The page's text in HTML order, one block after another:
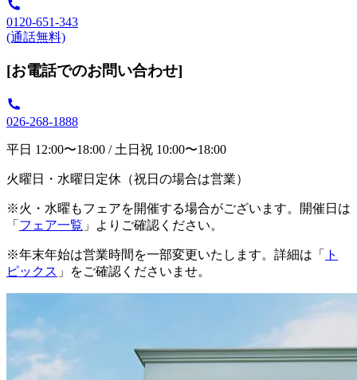
0120-651-343
(通話無料)
[お電話でのお問い合わせ]
026-268-1888
平日 12:00〜18:00 / 土日祝 10:00〜18:00
火曜日・水曜日定休（祝日の場合は営業）
※火・水曜もフェアを開催する場合がございます。開催日は
「 フェア一覧 」よりご確認ください。
※年末年始は営業時間を一部変更いたします。詳細は「
ト
ピックス 」をご確認くださいませ。